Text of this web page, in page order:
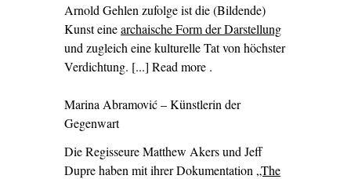
Arnold Gehlen zufolge ist die (Bildende)
Kunst einearchaische Form der Darstellung
und zugleich eine kulturelle Tat von höchster
Verdichtung. [...] Read more – ‘Schönheit. Wahrheit.
.
Marina Abramović – Künstlerin der
Gegenwart
Die Regisseure Matthew Akers und Jeff
Dupre haben mit ihrer Dokumentation „The